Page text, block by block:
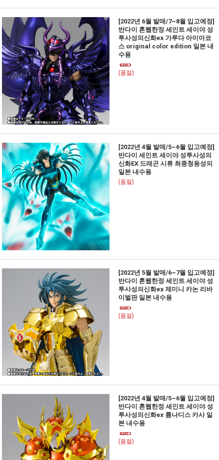
[2022년 6월 발매/7~8월 입고예정]
반다이 혼웹한정 세인트 세이야 성
투사성의신화ex 가루다 아이아코
스 original color edition 일본 내
수용
(품절)
[2022년 4월 발매/5~6월 입고예정]
반다이 세인트 세이야 성투사성의
신화EX 드래곤 시류 최종청동성의
일본 내수용
(품절)
[2022년 5월 발매/6~7월 입고예정]
반다이 혼웹한정 세인트 세이야 성
투사성의신화ex 제미니 카논 리바
이벌판 일본 내수용
(품절)
[2022년 4월 발매/5~6월 입고예정]
반다이 혼웹한정 세인트 세이야 성
투사성의신화ex 륨나디스 카사 일
본 내수용
(품절)